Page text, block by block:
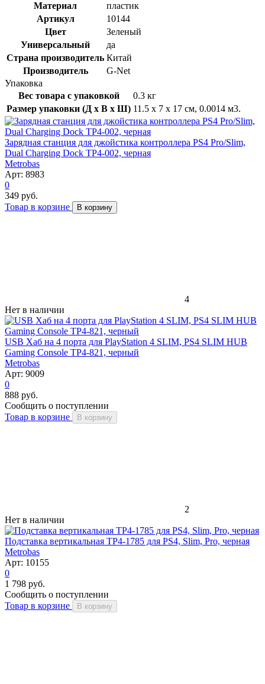
Материал
пластик
Артикул
10144
Цвет
Зеленый
Универсальный
да
Страна производитель Китай
Производитель
G-Net
Упаковка
Вес товара с упаковкой
0.3 кг
Размер упаковки (Д x В x Ш) 11.5 x 7 x 17 см, 0.0014 м3.
Зарядная станция для джойстика контроллера PS4 Pro/Slim,
Dual Charging Dock TP4-002, черная
Metrobas
Арт: 8983
0
349 руб.
Товар в корзине
В корзину
4
Нет в наличии
USB Хаб на 4 порта для PlayStation 4 SLIM, PS4 SLIM HUB
Gaming Console TP4-821, черный
Metrobas
Арт: 9009
0
888 руб.
Сообщить о поступлении
Товар в корзине
В корзину
2
Нет в наличии
Подставка вертикальная TP4-1785 для PS4, Slim, Pro, черная
Metrobas
Арт: 10155
0
1 798 руб.
Сообщить о поступлении
Товар в корзине
В корзину